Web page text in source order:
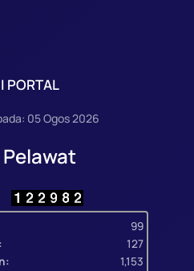
PORTAL
05 Ogos 2026
99
127
1,153